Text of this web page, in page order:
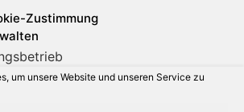
Zustimmung
um unsere Website und unseren Service zu
Dach-, Wand- und
in Vollzeit.